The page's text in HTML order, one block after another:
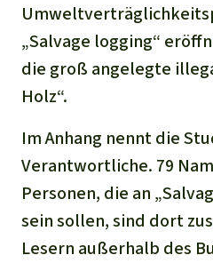
„Salvage logging“
die groß angelegte
Holz“.
Im Anhang nennt die
Verantwortliche. 79
Personen, die an
sein sollen, sind dort
Lesern außerhalb des